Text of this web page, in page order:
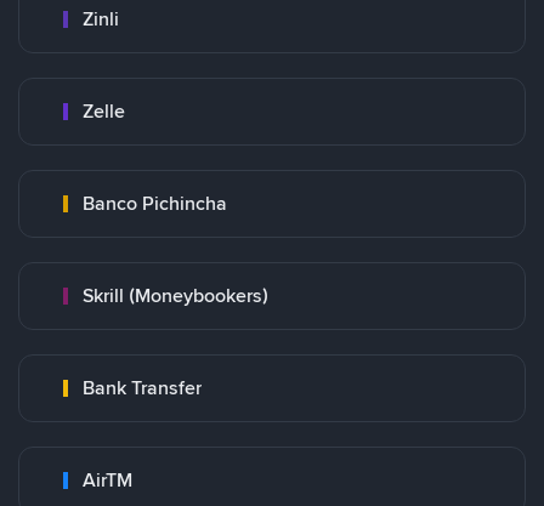
Zinli
Zelle
Banco Pichincha
Skrill (Moneybookers)
Bank Transfer
AirTM